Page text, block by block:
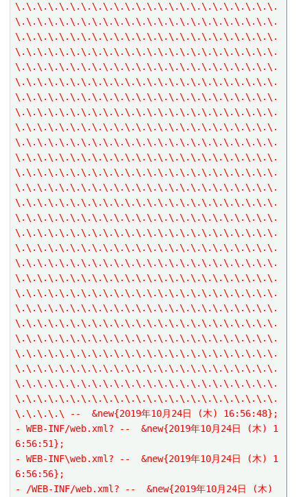
\.\.\.\.\.\.\.\.\.\.\.\.\.\.\.\.\.\.\.\.\.\.\.\.
\.\.\.\.\.\.\.\.\.\.\.\.\.\.\.\.\.\.\.\.\.\.\.\.
\.\.\.\.\.\.\.\.\.\.\.\.\.\.\.\.\.\.\.\.\.\.\.\.
\.\.\.\.\.\.\.\.\.\.\.\.\.\.\.\.\.\.\.\.\.\.\.\.
\.\.\.\.\.\.\.\.\.\.\.\.\.\.\.\.\.\.\.\.\.\.\.\.
\.\.\.\.\.\.\.\.\.\.\.\.\.\.\.\.\.\.\.\.\.\.\.\.
\.\.\.\.\.\.\.\.\.\.\.\.\.\.\.\.\.\.\.\.\.\.\.\.
\.\.\.\.\.\.\.\.\.\.\.\.\.\.\.\.\.\.\.\.\.\.\.\.
\.\.\.\.\.\.\.\.\.\.\.\.\.\.\.\.\.\.\.\.\.\.\.\.
\.\.\.\.\.\.\.\.\.\.\.\.\.\.\.\.\.\.\.\.\.\.\.\.
\.\.\.\.\.\.\.\.\.\.\.\.\.\.\.\.\.\.\.\.\.\.\.\.
\.\.\.\.\.\.\.\.\.\.\.\.\.\.\.\.\.\.\.\.\.\.\.\.
\.\.\.\.\.\.\.\.\.\.\.\.\.\.\.\.\.\.\.\.\.\.\.\.
\.\.\.\.\.\.\.\.\.\.\.\.\.\.\.\.\.\.\.\.\.\.\.\.
\.\.\.\.\.\.\.\.\.\.\.\.\.\.\.\.\.\.\.\.\.\.\.\.
\.\.\.\.\.\.\.\.\.\.\.\.\.\.\.\.\.\.\.\.\.\.\.\.
\.\.\.\.\.\.\.\.\.\.\.\.\.\.\.\.\.\.\.\.\.\.\.\.
\.\.\.\.\.\.\.\.\.\.\.\.\.\.\.\.\.\.\.\.\.\.\.\.
\.\.\.\.\.\.\.\.\.\.\.\.\.\.\.\.\.\.\.\.\.\.\.\.
\.\.\.\.\.\.\.\.\.\.\.\.\.\.\.\.\.\.\.\.\.\.\.\.
\.\.\.\.\.\.\.\.\.\.\.\.\.\.\.\.\.\.\.\.\.\.\.\.
\.\.\.\.\.\.\.\.\.\.\.\.\.\.\.\.\.\.\.\.\.\.\.\.
\.\.\.\.\.\.\.\.\.\.\.\.\.\.\.\.\.\.\.\.\.\.\.\.
\.\.\.\.\.\.\.\.\.\.\.\.\.\.\.\.\.\.\.\.\.\.\.\.
\.\.\.\.\.\.\.\.\.\.\.\.\.\.\.\.\.\.\.\.\.\.\.\.
\.\.\.\.\.\.\.\.\.\.\.\.\.\.\.\.\.\.\.\.\.\.\.\.
\.\.\.\.\.\.\.\.\.\.\.\.\.\.\.\.\.\.\.\.\.\.\.\.
\.\.\.\.\ --  &new{2019年10月24日 (木) 16:56:48};
- WEB-INF/web.xml? --  &new{2019年10月24日 (木) 1
6:56:51};
- WEB-INF\web.xml? --  &new{2019年10月24日 (木) 1
6:56:56};
- /WEB-INF/web.xml? --  &new{2019年10月24日 (木)